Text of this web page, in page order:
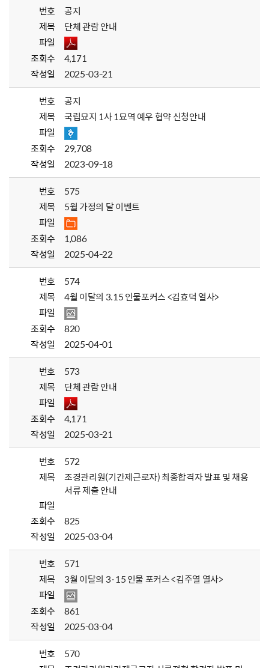
번호
공지
제목
단체 관람 안내
파일
조회수
4,171
작성일
2025-03-21
번호
공지
제목
국립묘지 1사 1묘역 예우 협약 신청안내
파일
조회수
29,708
작성일
2023-09-18
번호
575
제목
5월 가정의 달 이벤트
파일
조회수
1,086
작성일
2025-04-22
번호
574
제목
4월 이달의 3.15 인물포커스 <김효덕 열사>
파일
조회수
820
작성일
2025-04-01
번호
573
제목
단체 관람 안내
파일
조회수
4,171
작성일
2025-03-21
번호
572
제목
조경관리원(기간제근로자) 최종합격자 발표 및 채용
서류 제출 안내
파일
조회수
825
작성일
2025-03-04
번호
571
제목
3월 이달의 3·15 인물 포커스 <김주열 열사>
파일
조회수
861
작성일
2025-03-04
번호
570